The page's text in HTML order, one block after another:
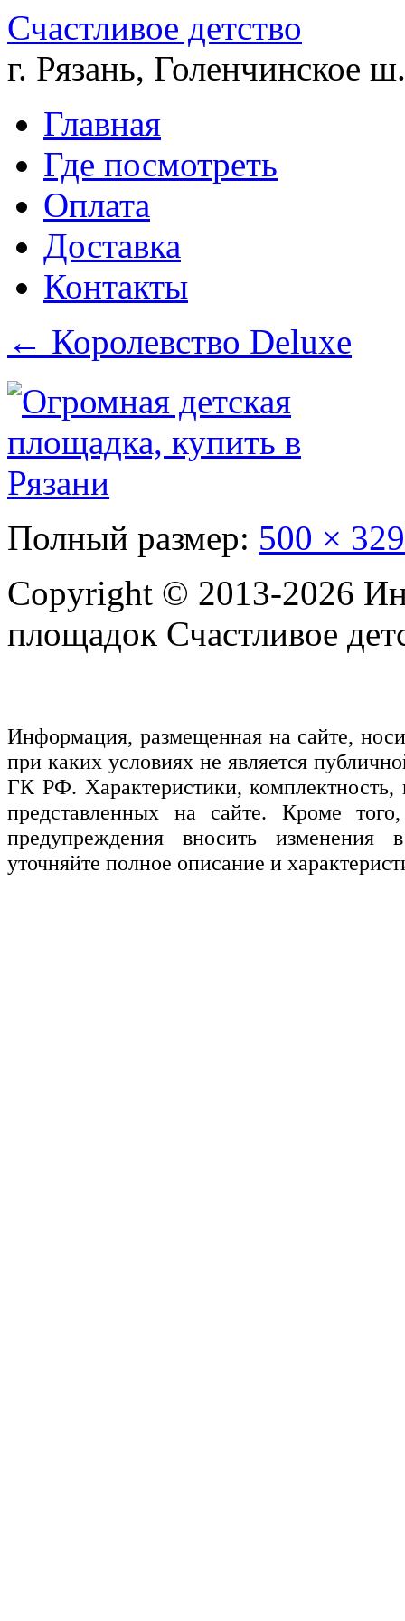
Счастливое детство
г. Рязань, Голенчинское
Главная
Где посмотреть
Оплата
Доставка
Контакты
← Королевство Deluxe
Полный размер: 500 × 329
Copyright © 2013-2026
площадок Счастливое
Информация, размещенная на сайте,
при каких условиях не является
ГК РФ. Характеристики,
представленных на сайте. Кроме
предупреждения вносить изменения
уточняйте полное описание и